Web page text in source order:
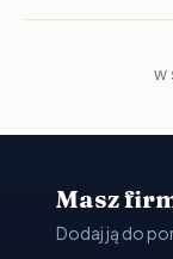
Masz
Dodaj ją do